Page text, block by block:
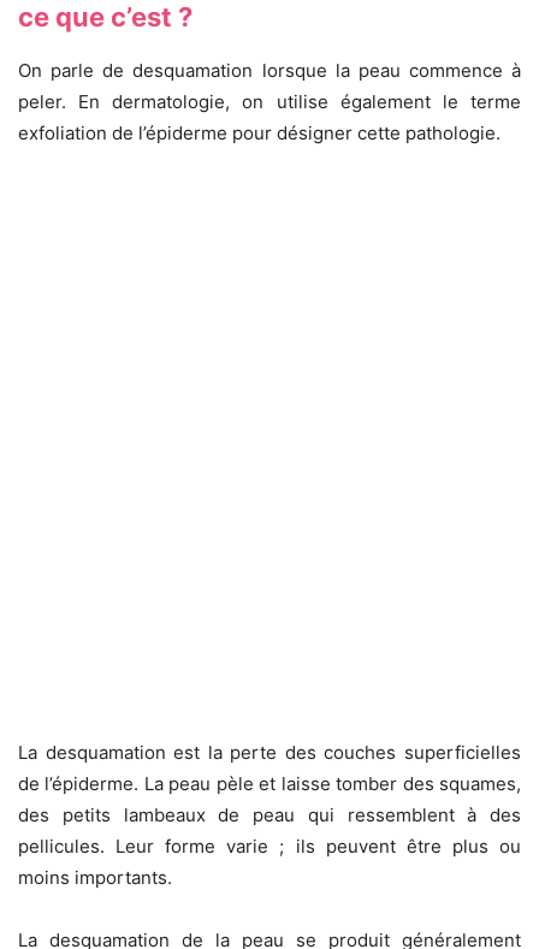
ce que c’est ?
On parle de desquamation lorsque la peau commence à
peler. En dermatologie, on utilise également le terme
exfoliation de l’épiderme pour désigner cette pathologie.
La desquamation est la perte des couches superficielles
de l’épiderme. La peau pèle et laisse tomber des squames,
des petits lambeaux de peau qui ressemblent à des
pellicules. Leur forme varie ; ils peuvent être plus ou
moins importants.
La desquamation de la peau se produit généralement